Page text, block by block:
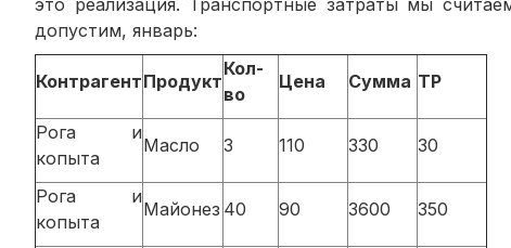
допустим, январь:
КонтрагентПродукт
Кол-
во
Цена Сумма ТР
Рога и
копыта
Масло 3 110 330 30
Рога и
копыта
Майонез 40 90 3600 350